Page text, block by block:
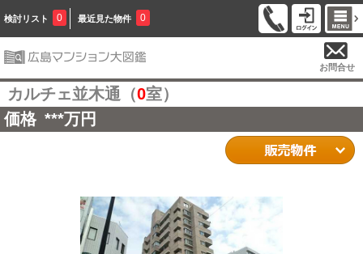
検討リスト 0 最近見た物件 0
お問合せ
カルチェ並木通（0室）
価格 ***万円